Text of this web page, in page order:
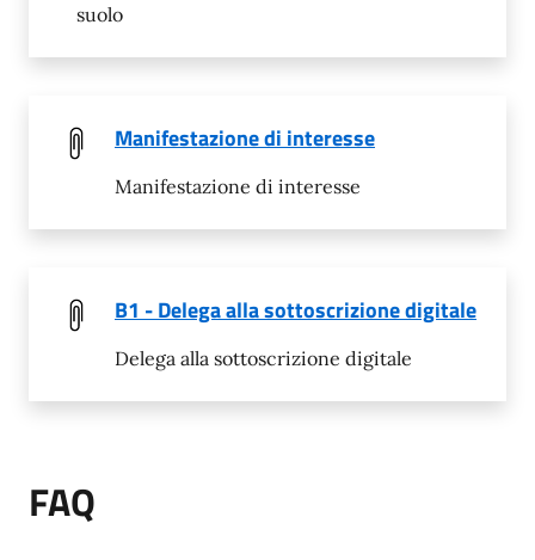
suolo
Manifestazione di interesse
Manifestazione di interesse
B1 - Delega alla sottoscrizione digitale
Delega alla sottoscrizione digitale
FAQ